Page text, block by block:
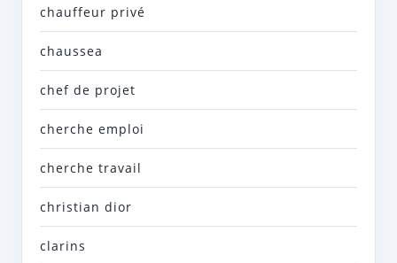
chauffeur privé
chaussea
chef de projet
cherche emploi
cherche travail
christian dior
clarins